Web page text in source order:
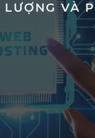
LƯỢNG VÀ